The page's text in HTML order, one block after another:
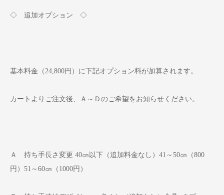
◇ 追加オプション ◇
基本料金（24,800円）に下記オプション料が加算されます。
カートよりご注文後、Ａ～Ｄのご希望をお知らせください。
Ａ 持ち手長さ変更 40㎝以下（追加料金なし）41～50㎝（800
円）51～60㎝（1000円）